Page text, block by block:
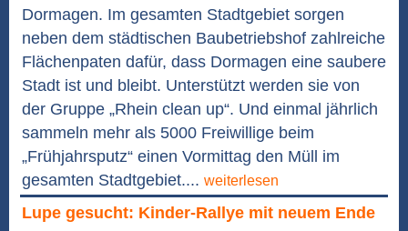
Dormagen. Im gesamten Stadtgebiet sorgen
neben dem städtischen Baubetriebshof zahlreiche
Flächenpaten dafür, dass Dormagen eine saubere
Stadt ist und bleibt. Unterstützt werden sie von
der Gruppe „Rhein clean up“. Und einmal jährlich
sammeln mehr als 5000 Freiwillige beim
„Frühjahrsputz“ einen Vormittag den Müll im
gesamten Stadtgebiet.... weiterlesen
Lupe gesucht: Kinder-Rallye mit neuem Ende